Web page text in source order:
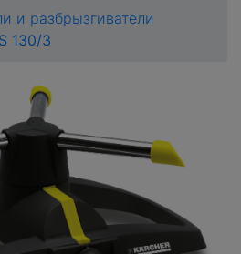
и разбрызгиватели
130/3